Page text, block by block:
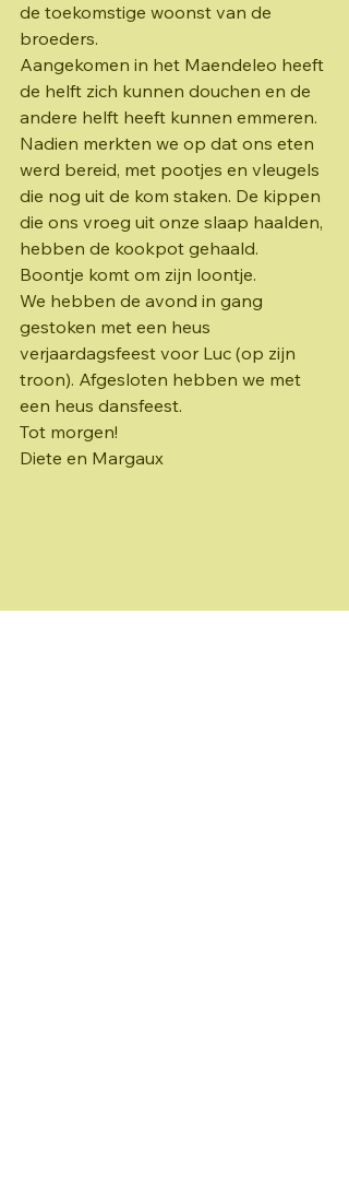
de toekomstige woonst van de
broeders.
Aangekomen in het Maendeleo heeft
de helft zich kunnen douchen en de
andere helft heeft kunnen emmeren.
Nadien merkten we op dat ons eten
werd bereid, met pootjes en vleugels
die nog uit de kom staken. De kippen
die ons vroeg uit onze slaap haalden,
hebben de kookpot gehaald.
Boontje komt om zijn loontje.
We hebben de avond in gang
gestoken met een heus
verjaardagsfeest voor Luc (op zijn
troon). Afgesloten hebben we met
een heus dansfeest.
Tot morgen!
Diete en Margaux